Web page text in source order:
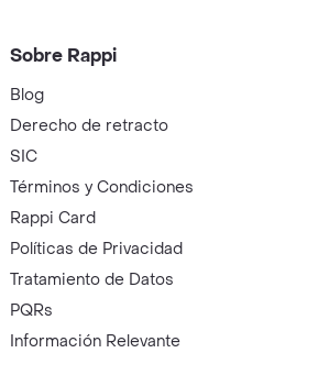
Sobre Rappi
Blog
Derecho de retracto
SIC
Términos y Condiciones
Rappi Card
Políticas de Privacidad
Tratamiento de Datos
PQRs
Información Relevante